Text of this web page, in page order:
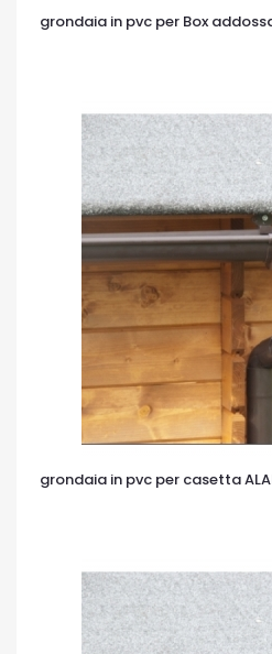
grondaia in pvc per Box
grondaia in pvc per casetta